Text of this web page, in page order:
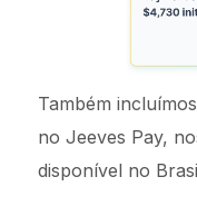
Também
no Jeeves Pay,
disponível no